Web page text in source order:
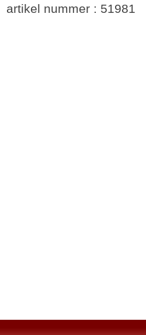
artikel nummer : 51981